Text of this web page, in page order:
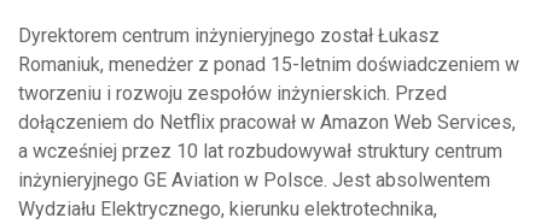
Dyrektorem centrum inżynieryjnego został Łukasz
Romaniuk, menedżer z ponad 15-letnim doświadczeniem w
tworzeniu i rozwoju zespołów inżynierskich. Przed
dołączeniem do Netflix pracował w Amazon Web Services,
a wcześniej przez 10 lat rozbudowywał struktury centrum
inżynieryjnego GE Aviation w Polsce. Jest absolwentem
Wydziału Elektrycznego, kierunku elektrotechnika,